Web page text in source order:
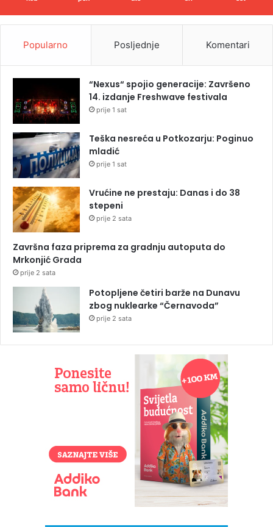
Popularno Posljednje Komentari
“Nexus“ spojio generacije: Završeno
14. izdanje Freshwave festivala
prije 1 sat
Teška nesreća u Potkozarju: Poginuo
mladić
prije 1 sat
Vrućine ne prestaju: Danas i do 38
stepeni
prije 2 sata
Završna faza priprema za gradnju autoputa do
Mrkonjić Grada
prije 2 sata
Potopljene četiri barže na Dunavu
zbog nuklearke “Černavoda”
prije 2 sata